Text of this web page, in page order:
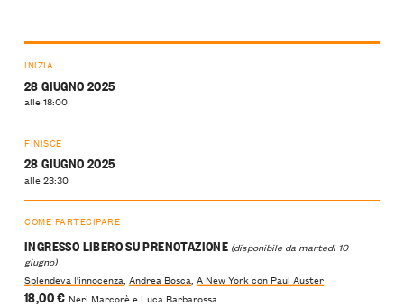
INIZIA
28 GIUGNO 2025
alle 18:00
FINISCE
28 GIUGNO 2025
alle 23:30
COME PARTECIPARE
INGRESSO LIBERO SU PRENOTAZIONE (disponibile da martedì 10
giugno)
Splendeva l'innocenza, Andrea Bosca, A New York con Paul Auster
18,00 € Neri Marcorè e Luca Barbarossa